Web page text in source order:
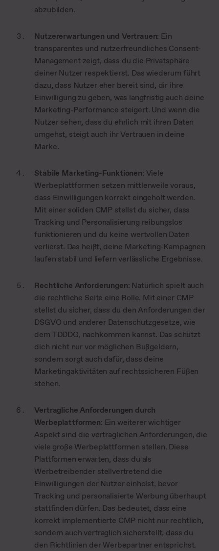
abzubilden.
Nutzererwartungen und Vertrauen: Ein
transparentes und nutzerfreundliches Consent-
Management zeigt, dass du die Privatsphäre
deiner Nutzer respektierst. Das wiederum führt
dazu, dass Nutzer eher bereit sind, dir ihre
Einwilligung zu geben, was langfristig auch deine
Marketing-Performance steigert. Und wenn die
Nutzer sehen, dass du ehrlich mit ihren Daten
umgehst, steigt auch ihr Vertrauen in deine
Marke.
Stabile Marketing-Funktionen: Viele
Werbeplattformen setzen mittlerweile voraus,
dass Einwilligungen korrekt eingeholt werden.
Mit einer soliden CMP stellst du sicher, dass
Tracking und Personalisierung reibungslos
funktionieren und du keine wertvollen Daten
verlierst. Das heißt, deine Marketing-Kampagnen
laufen stabil und liefern verlässliche Ergebnisse.
Rechtliche Anforderungen: Natürlich spielt auch
die rechtliche Seite eine Rolle. Mit einer CMP
stellst du sicher, dass du den Anforderungen der
DSGVO und anderer Datenschutzgesetze, wie
dem TDDDG, nachkommen kannst. Das schützt
dich nicht nur vor möglichen Bußgeldern,
sondern sorgt auch dafür, dass deine
Marketingaktivitäten auf rechtssicheren Füßen
stehen.
Vertragliche Anforderungen durch
Werbeplattformen: Ein weiterer wichtiger
Aspekt sind die vertraglichen Anforderungen, die
viele große Werbeplattformen stellen. Diese
Plattformen erwarten, dass du als
Werbetreibender stellvertretend die
Einwilligungen der Nutzer einholst, bevor
Tracking und personalisierte Werbung überhaupt
stattfinden dürfen. Das bedeutet, dass eine
korrekt implementierte CMP nicht nur rechtlich,
sondern auch vertraglich sicherstellt, dass du
den Richtlinien der Werbepartner entsprichst.